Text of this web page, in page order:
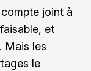
joint à
et
Mais les
le